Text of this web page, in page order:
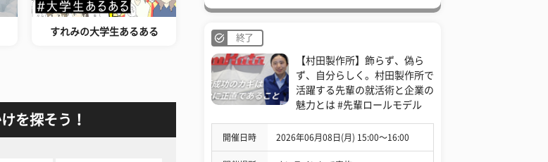
すれみの大学生あるある
を探そう！
終了
【村田製作所】飾らず、偽ら
ず、自分らしく。村田製作所で
活躍する先輩の就活術と企業の
魅力とは #先輩ロールモデル
開催日時 2026年06月08日(月) 15:00〜16:00